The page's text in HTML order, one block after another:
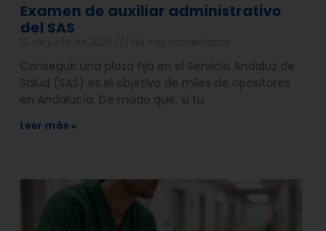
Examen de auxiliar administrativo
del SAS
Conseguir una plaza fija en el Servicio Andaluz de
Salud (SAS) es el objetivo de miles de opositores
en Andalucía. De modo que, si tu
Leer más »